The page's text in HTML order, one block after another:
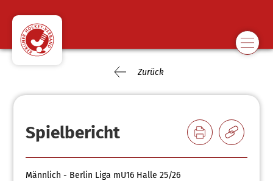
Zurück
Spielbericht
Männlich - Berlin Liga mU16 Halle 25/26